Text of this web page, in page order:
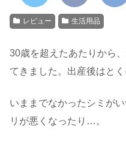
レビュー 生活用品
30歳を超えたあたりから
てきました。出産後はとく
いままでなかったシミが
リが悪くなったり…。